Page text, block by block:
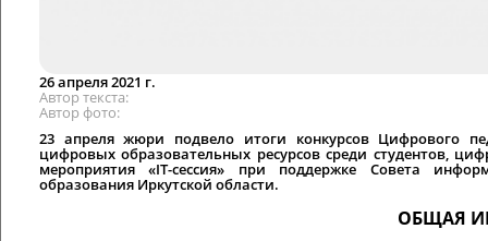
26 апреля 2021 г.
Автор текста
Автор фото
23 апреля жюри подвело итоги конкурсов Цифрового
цифровых образовательных ресурсов среди студентов,
мероприятия «IT-сессия» при поддержке Совета
образования Иркутской области.
ОБЩАЯ